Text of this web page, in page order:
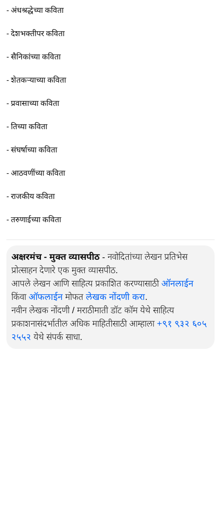
-अंधश्रद्धेच्या कविता
-देशभक्तीपर कविता
-सैनिकांच्या कविता
-शेतकर्‍याच्या कविता
-प्रवासाच्या कविता
-तिच्या कविता
-संघर्षाच्या कविता
-आठवणींच्या कविता
-राजकीय कविता
-तरुणाईच्या कविता
अक्षरमंच - मुक्त व्यासपीठ- नवोदितांच्या लेखन प्रतिभेस
प्रोत्साहन देणारे एक मुक्त व्यासपीठ.
आपले लेखन आणि साहित्य प्रकाशित करण्यासाठीऑनलाईन
किंवाऑफलाईनमोफतलेखक नोंदणी करा.
नवीन लेखक नोंदणी / मराठीमाती डॉट कॉम येथे साहित्य
प्रकाशनासंदर्भातील अधिक माहितीसाठी आम्हाला+९१ ९३२ ६०५
२५५२ येथे संपर्क साधा.